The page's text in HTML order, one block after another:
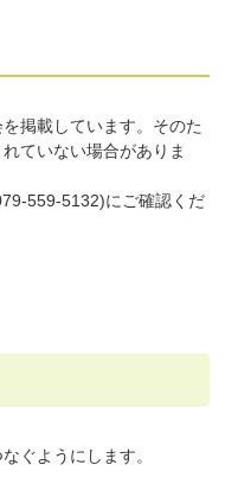
掲載しています。そのた
ていない場合がありま
559-5132)にご確認くだ
ぐようにします。